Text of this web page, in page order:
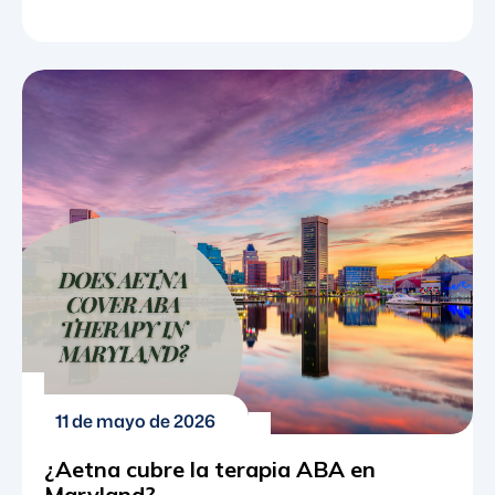
enfoque basado en la evidencia para el
aprendizaje y el comportamiento, se enfoca en
ayudar a los niños a desarrollar habilidades
sociales, de comunicación y de la vida diaria
críticas. Dado que la terapia ABA está
altamente personalizada, puede ser intensiva, a
veces involucrando hasta 40 […]
11 de mayo de 2026
¿Aetna cubre la terapia ABA en